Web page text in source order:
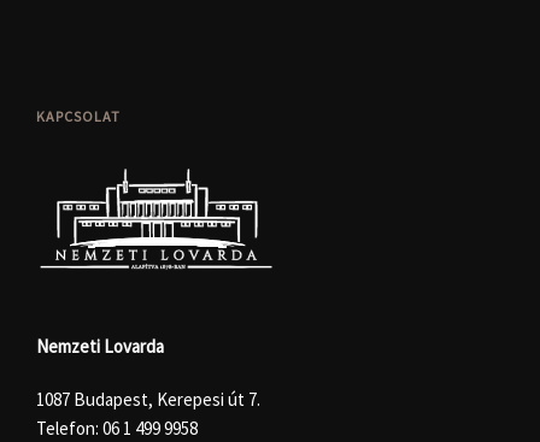
KAPCSOLAT
Nemzeti Lovarda
1087 Budapest, Kerepesi út 7.
Telefon: 06 1 499 9958